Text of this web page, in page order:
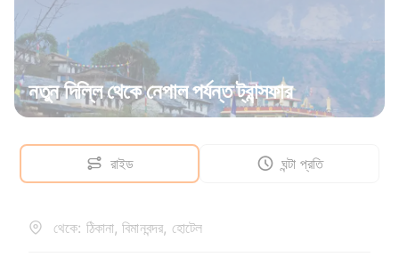
নতুন দিল্লি থেকে নেপাল পর্যন্ত ট্রান্সফার
রাইড ঘন্টা প্রতি
থেকে: ঠিকানা, বিমানবন্দর, হোটেল